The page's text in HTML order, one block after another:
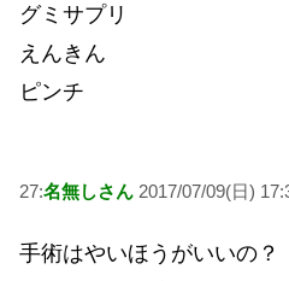
グミサプリ
えんきん
ピンチ
27:名無しさん 2017/07/09(日)
手術はやいほうがいいの？